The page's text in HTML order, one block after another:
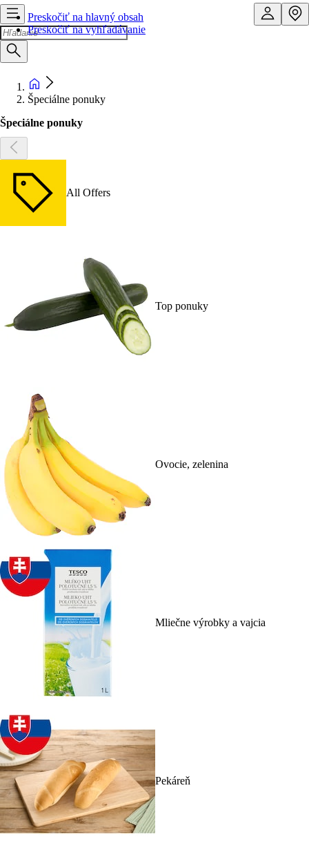
Preskočiť na hlavný obsah
Preskočiť na vyhľadávanie
Špeciálne ponuky
Špeciálne ponuky
All Offers
Top ponuky
Ovocie, zelenina
Mliečne výrobky a vajcia
Pekáreň